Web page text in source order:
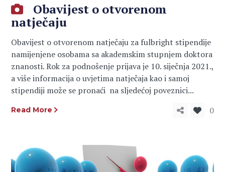
Obavijest o otvorenom
natječaju
Obavijest o otvorenom natječaju za fulbright stipendije
namijenjene osobama sa akademskim stupnjem doktora
znanosti. Rok za podnošenje prijava je 10. siječnja 2021.,
a više informacija o uvjetima natječaja kao i samoj
stipendiji može se pronaći na sljedećoj poveznici...
Read More 0